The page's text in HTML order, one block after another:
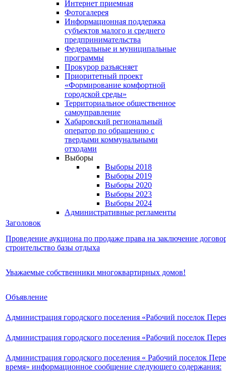
Интернет приемная
Фотогалерея
Информационная поддержка
субъектов малого и среднего
предпринимательства
Федеральные и муниципальные
программы
Прокурор разъясняет
Приоритетный проект
«Формирование комфортной
городской среды»
Территориальное общественное
самоуправление
Хабаровский региональный
оператор по обращению с
твердыми коммунальными
отходами
Выборы
Выборы 2018
Выборы 2019
Выборы 2020
Выборы 2023
Выборы 2024
Административные регламенты
Заголовок
Проведение аукциона по продаже права на заключение
строительство базы отдыха
Уважаемые собственники многоквартирных домов!
Объявление
Администрация городского поселения «Рабочий поселок
Администрация городского поселения «Рабочий поселок
Администрация городского поселения « Рабочий поселок
время» информационное сообщение следующего содержания: